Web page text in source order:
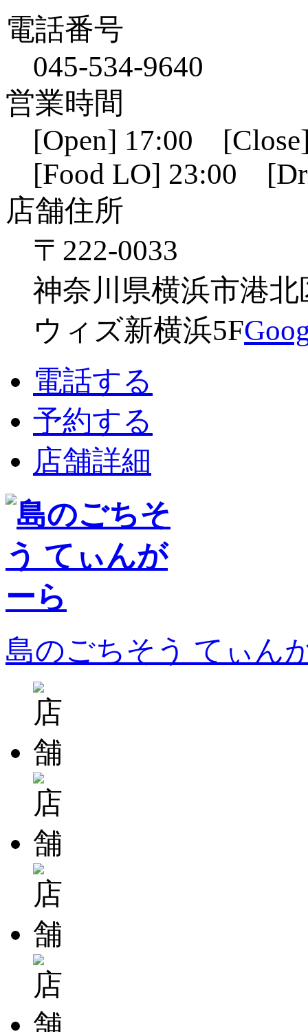
電話番号
045-534-9640
営業時間
[Open] 17:00
[Food LO] 23:00
店舗住所
〒222-0033
神奈川県横浜市港北
ウィズ新横浜5F
電話する
予約する
店舗詳細
島のごちそう てぃん